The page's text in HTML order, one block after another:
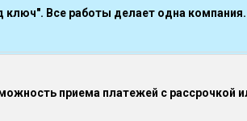
ключ". Все работы делает одна компания.
приема платежей с рассрочкой